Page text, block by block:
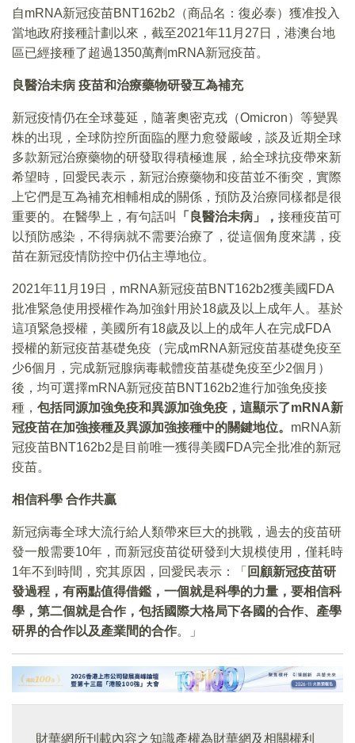
自mRNA新冠疫苗BNT162b2（商品名：復必泰）獲准投入
當地政府接種計劃以來，截至2021年11月27日，港澳台地
區已經接種了超過1350萬劑mRNA新冠疫苗。
良醫治未病 疫苗和治療藥物研發互為補充
新冠疫情仍在全球蔓延，隨著奧密克戎（Omicron）等變異
株的出現，全球防控所面臨的壓力愈發嚴峻，談及近期全球
多款新冠治療藥物的研發取得積極進展，給全球抗疫帶來新
希望時，回愛民表示，新冠治療藥物和疫苗並不衝突，實際
上它們是互為補充相輔相成的關係，預防及治療同樣都是很
重要的。在醫學上，有句話叫
「 良醫治未病」， 接種疫苗可
以預防感染，不得病就不需要治療了，從這個角度來講，疫
苗在新冠疫情防控中仍佔主導地位。
2021年11月19日，mRNA新冠疫苗BNT162b2獲美國FDA
批准緊急使用授權作為加強針用於18歲及以上成年人。基於
這項緊急授權，美國所有18歲及以上的成年人在完成FDA
授權的新冠疫苗基礎免疫（完成mRNA新冠疫苗基礎免疫至
少6個月，完成新冠腺病毒載體疫苗基礎免疫至少2個月）
後，均可選擇mRNA新冠疫苗BNT162b2進行加強免疫接
種， 包括同源加強免疫和異源加強免疫，這顯示了mRNA新
冠疫苗在加強接種及異源加強接種中的關鍵地位。 mRNA新
冠疫苗BNT162b2是目前唯一獲得美國FDA完全批准的新冠
疫苗。
相信科學 合作共贏
新冠病毒全球大流行給人類帶來巨大的挑戰，過去的疫苗研
發一般需要10年，而新冠疫苗從研發到大規模使用，僅耗時
1年不到時間，究其原因，回愛民表示：「 回顧新冠疫苗研
發過程，有兩點值得借鑑，一個就是科學的力量，要相信科
學，第二個就是合作，包括國際大格局下各國的合作、產學
研界的合作以及產業間的合作。」
財華網所刊載內容之知識產權為財華網及相關權利